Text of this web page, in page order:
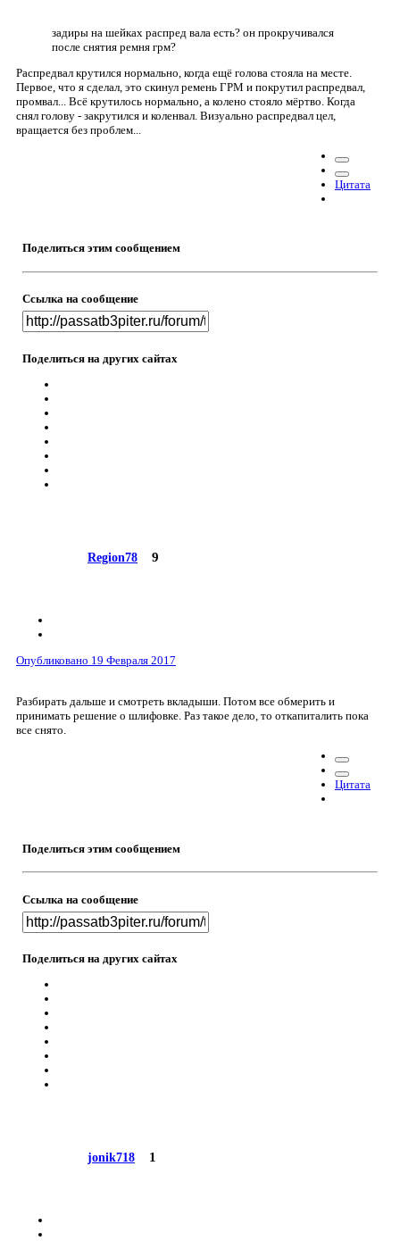
задиры на шейках распред вала есть? он прокручивался
после снятия ремня грм?
Распредвал крутился нормально, когда ещё голова стояла на месте.
Первое, что я сделал, это скинул ремень ГРМ и покрутил распредвал,
промвал... Всё крутилось нормально, а колено стояло мёртво. Когда
снял голову - закрутился и коленвал. Визуально распредвал цел,
вращается без проблем...
Цитата
Поделиться этим сообщением
Ссылка на сообщение
Поделиться на других сайтах
Region78 9
Опубликовано 19 Февраля 2017
Разбирать дальше и смотреть вкладыши. Потом все обмерить и
принимать решение о шлифовке. Раз такое дело, то откапиталить пока
все снято.
Цитата
Поделиться этим сообщением
Ссылка на сообщение
Поделиться на других сайтах
jonik718 1